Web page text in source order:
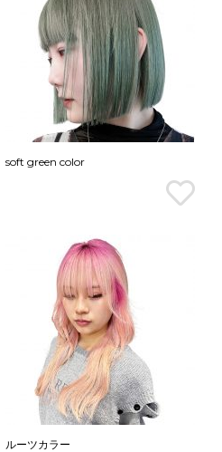
soft green color
ルーツカラー